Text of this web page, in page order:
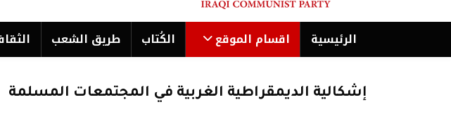
الرئیسية اقسام الموقع الكُتاب طریق الشعب
إشكالية الديمقراطية الغربية في المجتمعات المسلمة